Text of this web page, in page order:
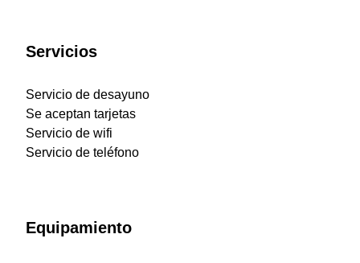
Servicios
Servicio de desayuno
Se aceptan tarjetas
Servicio de wifi
Servicio de teléfono
Equipamiento